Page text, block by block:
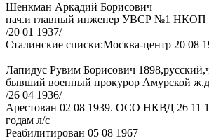
Шенкман Аркадий Борисович
нач.и главный инженер УВСР №1 НКОП
/20 01 1937/
Сталинские списки:Москва-центр 20 08
Лапидус Рувим Борисович
бывший военный прокурор Амурской
/26 04 1936/
Арестован 02 08 1939. ОСО НКВД 26 11
годам л/с
Реабилитирован 05 08 1967